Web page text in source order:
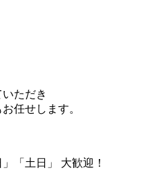
ただき
任せします。
」「土日」 大歓迎！